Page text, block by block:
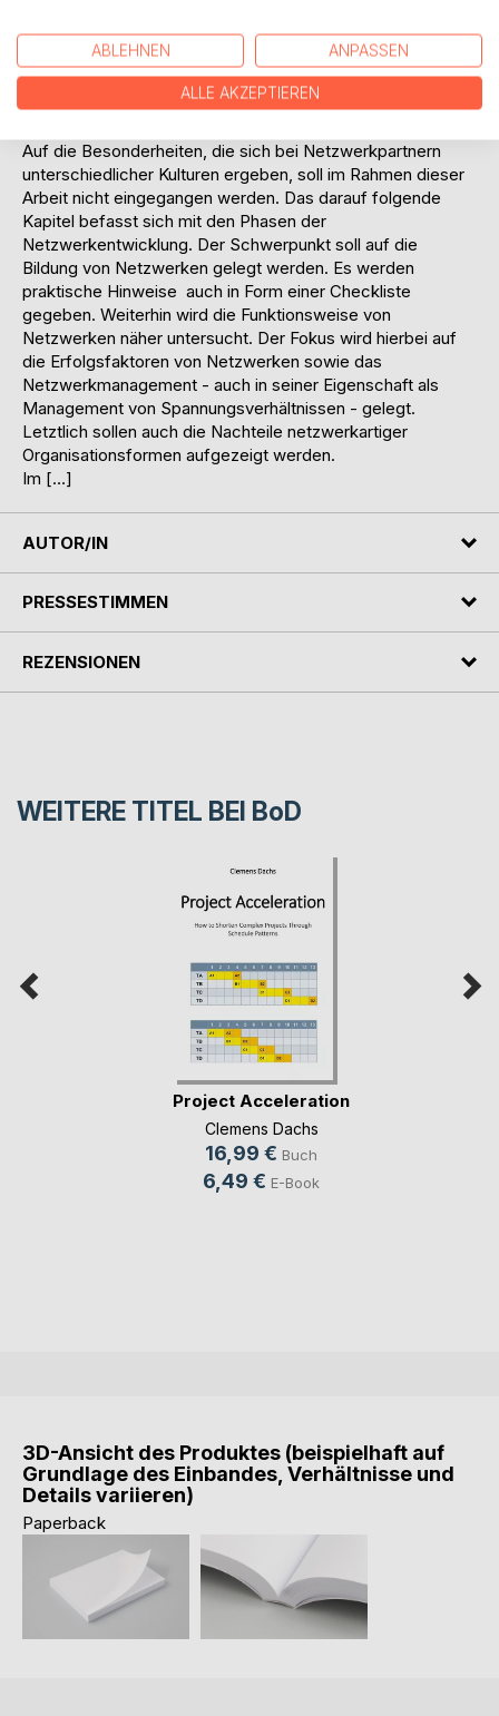
mit der Entwicklung des Netzwerkes im weiteren Sinne.
Zunächst werden im dritten Kapitel die Motive für die
Bildung von Netzwerken aufgezeigt und die
Voraussetzungen betrachtet, über die ein an einer
Auf die Besonderheiten, die sich bei Netzwerkpartnern
unterschiedlicher Kulturen ergeben, soll im Rahmen dieser
Arbeit nicht eingegangen werden. Das darauf folgende
Kapitel befasst sich mit den Phasen der
Netzwerkentwicklung. Der Schwerpunkt soll auf die
Bildung von Netzwerken gelegt werden. Es werden
praktische Hinweise  auch in Form einer Checkliste 
gegeben. Weiterhin wird die Funktionsweise von
Netzwerken näher untersucht. Der Fokus wird hierbei auf
die Erfolgsfaktoren von Netzwerken sowie das
Netzwerkmanagement - auch in seiner Eigenschaft als
Management von Spannungsverhältnissen - gelegt.
Letztlich sollen auch die Nachteile netzwerkartiger
Organisationsformen aufgezeigt werden.
Im […]
AUTOR/IN
PRESSESTIMMEN
REZENSIONEN
WEITERE TITEL BEI BoD
Project Acceleration
Clemens Dachs
16,99 € Buch
6,49 € E-Book
3D-Ansicht des Produktes (beispielhaft auf
Grundlage des Einbandes, Verhältnisse und
Details variieren)
Paperback
ABLEHNEN ANPASSEN
ALLE AKZEPTIEREN